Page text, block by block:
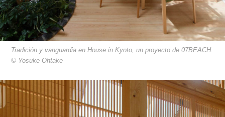
Tradición y vanguardia en House in Kyoto, un proyecto de 07BEACH.
© Yosuke Ohtake